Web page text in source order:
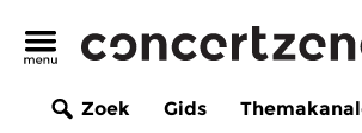
Zoek Gids